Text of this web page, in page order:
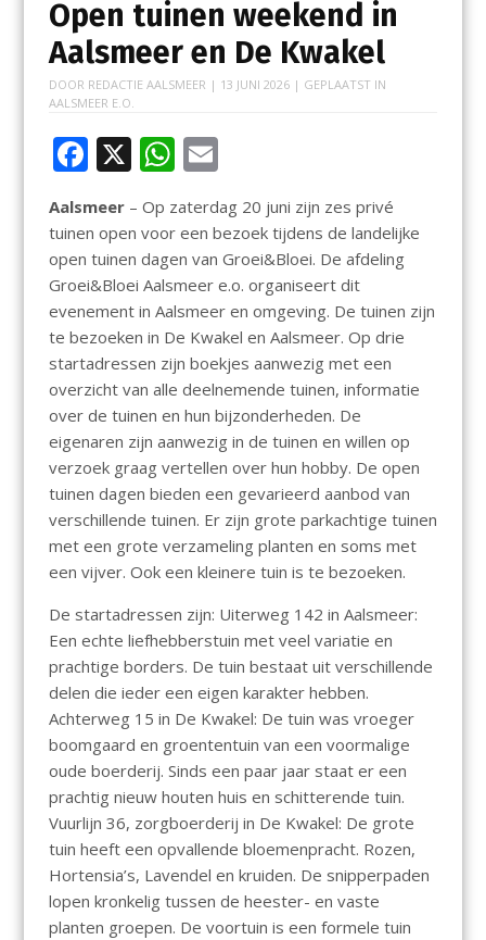
Open tuinen weekend in
Aalsmeer en De Kwakel
DOOR REDACTIE AALSMEER | 13 JUNI 2026| GEPLAATST IN
AALSMEER E.O.
F
e
b
o
o
k
X W
at
s
A
p
p
E
m
ai
l
Aalsmeer – Op zaterdag 20 juni zijn zes privé
tuinen open voor een bezoek tijdens de landelijke
open tuinen dagen van Groei&Bloei. De afdeling
Groei&Bloei Aalsmeer e.o. organiseert dit
evenement in Aalsmeer en omgeving. De tuinen zijn
te bezoeken in De Kwakel en Aalsmeer. Op drie
startadressen zijn boekjes aanwezig met een
overzicht van alle deelnemende tuinen, informatie
over de tuinen en hun bijzonderheden. De
eigenaren zijn aanwezig in de tuinen en willen op
verzoek graag vertellen over hun hobby. De open
tuinen dagen bieden een gevarieerd aanbod van
verschillende tuinen. Er zijn grote parkachtige tuinen
met een grote verzameling planten en soms met
een vijver. Ook een kleinere tuin is te bezoeken.
De startadressen zijn: Uiterweg 142 in Aalsmeer:
Een echte liefhebberstuin met veel variatie en
prachtige borders. De tuin bestaat uit verschillende
delen die ieder een eigen karakter hebben.
Achterweg 15 in De Kwakel: De tuin was vroeger
boomgaard en groententuin van een voormalige
oude boerderij. Sinds een paar jaar staat er een
prachtig nieuw houten huis en schitterende tuin.
Vuurlijn 36, zorgboerderij in De Kwakel: De grote
tuin heeft een opvallende bloemenpracht. Rozen,
Hortensia’s, Lavendel en kruiden. De snipperpaden
lopen kronkelig tussen de heester- en vaste
planten groepen. De voortuin is een formele tuin